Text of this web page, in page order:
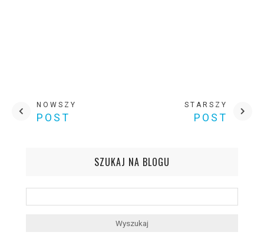
NOWSZY
POST
STARSZY
POST
SZUKAJ NA BLOGU